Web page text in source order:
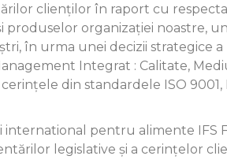
clienților în raport cu
organizației noastre,
în urma unei decizii strategice
Integrat : Calitate,
din standardele ISO 9001,
pentru alimente IFS
legislative și a cerințelor